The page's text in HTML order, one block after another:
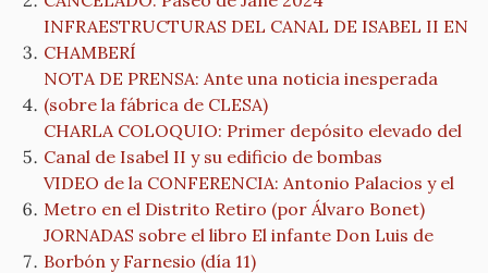
INFRAESTRUCTURAS DEL CANAL DE ISABEL II EN
CHAMBERÍ
NOTA DE PRENSA: Ante una noticia inesperada
(sobre la fábrica de CLESA)
CHARLA COLOQUIO: Primer depósito elevado del
Canal de Isabel II y su edificio de bombas
VIDEO de la CONFERENCIA: Antonio Palacios y el
Metro en el Distrito Retiro (por Álvaro Bonet)
JORNADAS sobre el libro El infante Don Luis de
Borbón y Farnesio (día 11)